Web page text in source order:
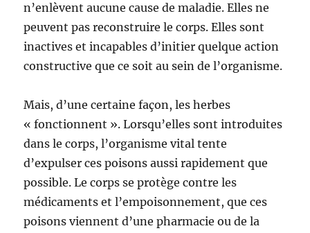
n’enlèvent aucune cause de maladie. Elles ne
peuvent pas reconstruire le corps. Elles sont
inactives et incapables d’initier quelque action
constructive que ce soit au sein de l’organisme.
Mais, d’une certaine façon, les herbes
« fonctionnent ». Lorsqu’elles sont introduites
dans le corps, l’organisme vital tente
d’expulser ces poisons aussi rapidement que
possible. Le corps se protège contre les
médicaments et l’empoisonnement, que ces
poisons viennent d’une pharmacie ou de la